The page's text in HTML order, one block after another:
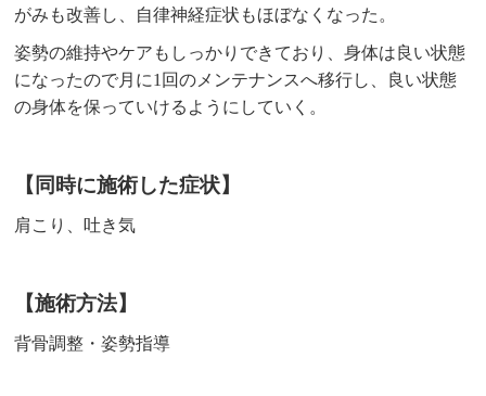
がみも改善し、自律神経症状もほぼなくなった。
姿勢の維持やケアもしっかりできており、身体は良い状態
になったので月に1回のメンテナンスへ移行し、良い状態
の身体を保っていけるようにしていく。
【同時に施術した症状】
肩こり、吐き気
【施術方法】
背骨調整・姿勢指導